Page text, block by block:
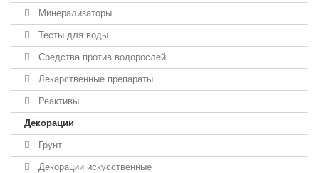
Минерализаторы
Тесты для воды
Средства против водорослей
Лекарственные препараты
Реактивы
Декорации
Грунт
Декорации искусственные